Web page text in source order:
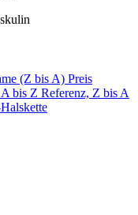
(Z bis A) Preis
bis Z Referenz, Z bis A